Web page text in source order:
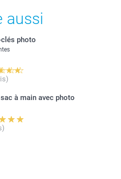
aussi
photo
à main avec photo